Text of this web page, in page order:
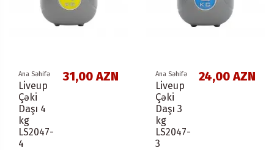
Ana Səhifə
Liveup
Çəki
Daşı 4
kg
LS2047-
4
31,00 AZN Ana Səhifə
Liveup
Çəki
Daşı 3
kg
LS2047-
3
24,00 AZN